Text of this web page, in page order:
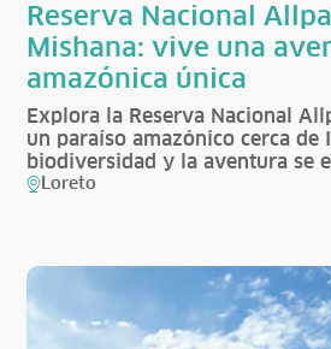
Reserva Nacional
Mishana: vive una
amazónica única
Explora la Reserva Nacional
un paraíso amazónico cerca de
biodiversidad y la aventura se
Loreto